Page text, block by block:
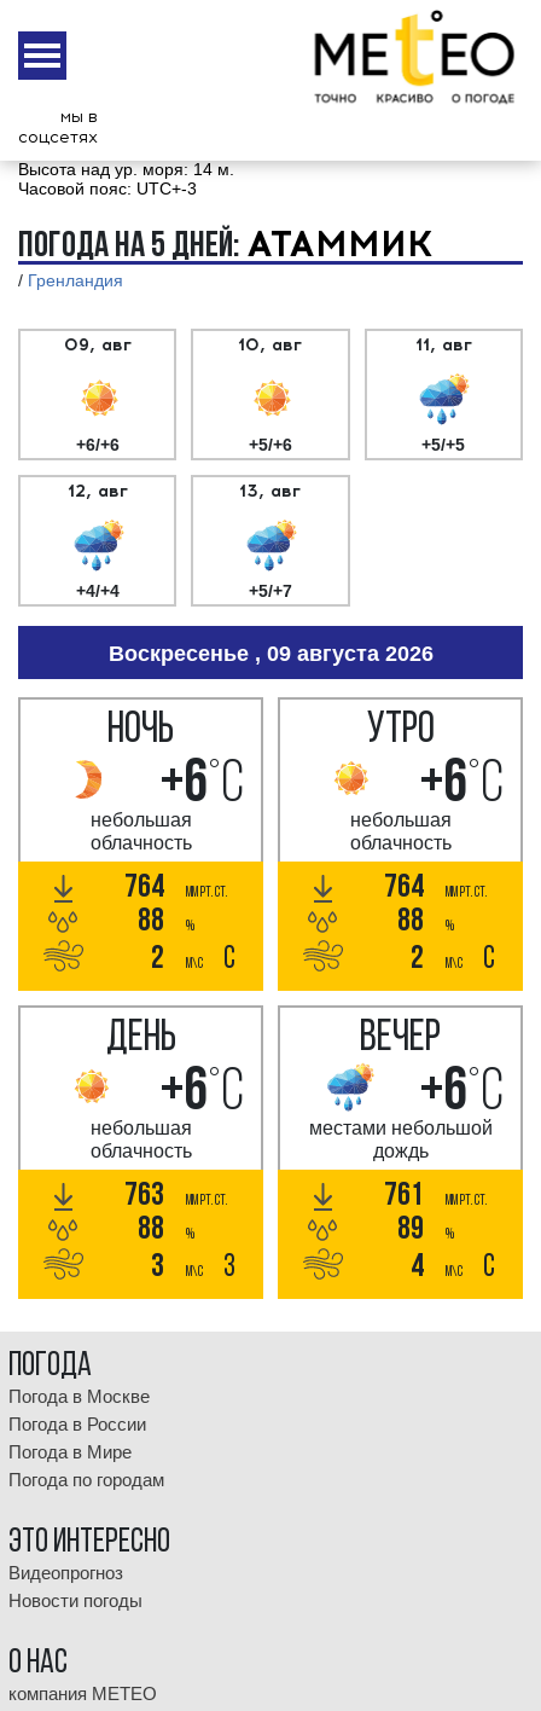
мы в
соцсетях
7 августа
Координаты:
Высота над ур. моря:14 м.
Часовой пояс: UTC+-3
ПОГОДА НА 5 ДНЕЙ: АТАММИК
/ Гренландия
09, авг
+6/+6
10, авг
+5/+6
11, авг
+5/+5
12, авг
+4/+4
13, авг
+5/+7
Воскресенье , 09 августа 2026
НОЧЬ
+6°C
небольшая
облачность
764 мм РТ. СТ.
88 %
2 м\с С
УТРО
+6°C
небольшая
облачность
764 мм РТ. СТ.
88 %
2 м\с С
ДЕНЬ
+6°C
небольшая
облачность
763 мм РТ. СТ.
88 %
3 м\с З
ВЕЧЕР
+6°C
местами небольшой
дождь
761 мм РТ. СТ.
89 %
4 м\с С
Погода
Погода в Москве
Погода в России
Погода в Мире
Погода по городам
Это интересно
Видеопрогноз
Новости погоды
О НАС
компания МЕТЕО